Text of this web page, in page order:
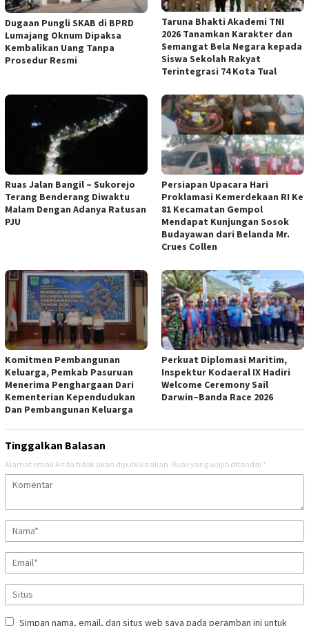
Dugaan Pungli SKAB di BPRD
Lumajang Oknum Dipaksa
Kembalikan Uang Tanpa
Prosedur Resmi
Taruna Bhakti Akademi TNI
2026 Tanamkan Karakter dan
Semangat Bela Negara kepada
Siswa Sekolah Rakyat
Terintegrasi 74 Kota Tual
Ruas Jalan Bangil – Sukorejo
Terang Benderang Diwaktu
Malam Dengan Adanya Ratusan
PJU
Persiapan Upacara Hari
Proklamasi Kemerdekaan RI Ke
81 Kecamatan Gempol
Mendapat Kunjungan Sosok
Budayawan dari Belanda Mr.
Crues Collen
Komitmen Pembangunan
Keluarga, Pemkab Pasuruan
Menerima Penghargaan Dari
Kementerian Kependudukan
Dan Pembangunan Keluarga
Perkuat Diplomasi Maritim,
Inspektur Kodaeral IX Hadiri
Welcome Ceremony Sail
Darwin–Banda Race 2026
Tinggalkan Balasan
Alamat email Anda tidak akan dipublikasikan. Ruas yang wajib ditandai *
Simpan nama, email, dan situs web saya pada peramban ini untuk